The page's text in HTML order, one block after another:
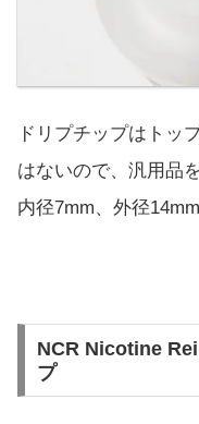
ドリプチップはトッ
はないので、汎用品
内径7mm、外径14mm
NCR Nicotine
プ